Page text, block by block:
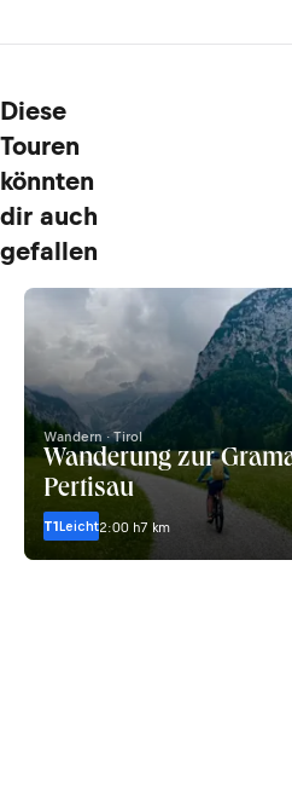
Diese
Touren
könnten
dir auch
gefallen
Wandern · Tirol
Wanderung zur
Pertisau
T1Leicht2:00 h7 km